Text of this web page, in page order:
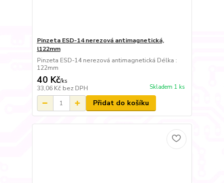
Pinzeta ESD-14 nerezová antimagnetická,
l122mm
Pinzeta ESD-14 nerezová antimagnetická Délka :
122mm
40 Kč/ks
33,06 Kč bez DPH Skladem 1 ks
Přidat do košíku